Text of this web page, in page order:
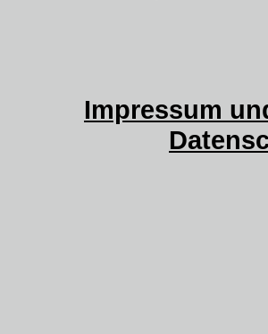
Impressum